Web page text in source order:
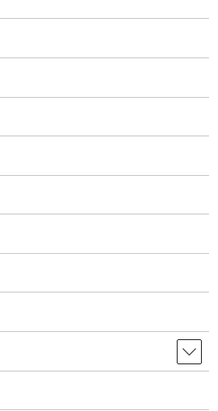
ログ
アと5対０で勝利。